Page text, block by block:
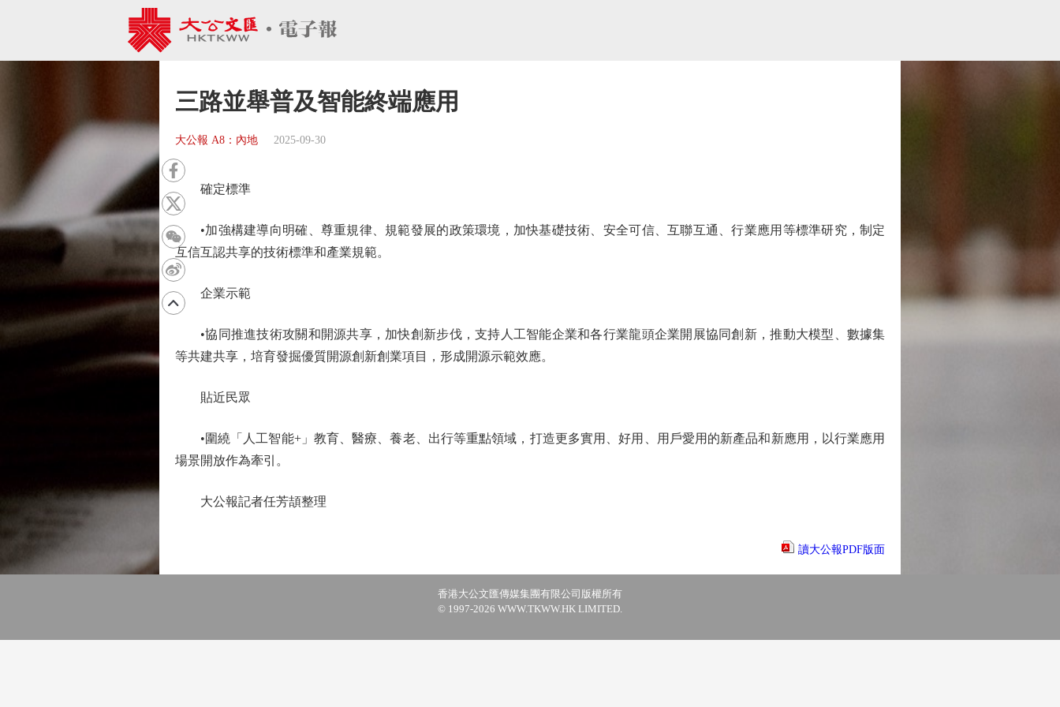
三路並舉普及智能終端應用
大公報 A8：內地 2025-09-30
確定標準
•加強構建導向明確、尊重規律、規範發展的政策環境，加快基礎技術、安全可信、互聯互通、行業應用等標準研究，制定
互信互認共享的技術標準和產業規範。
企業示範
•協同推進技術攻關和開源共享，加快創新步伐，支持人工智能企業和各行業龍頭企業開展協同創新，推動大模型、數據集
等共建共享，培育發掘優質開源創新創業項目，形成開源示範效應。
貼近民眾
•圍繞「人工智能+」教育、醫療、養老、出行等重點領域，打造更多實用、好用、用戶愛用的新產品和新應用，以行業應用
場景開放作為牽引。
大公報記者任芳頡整理
讀大公報PDF版面
香港大公文匯傳媒集團有限公司版權所有
© 1997-2026 WWW.TKWW.HK LIMITED.